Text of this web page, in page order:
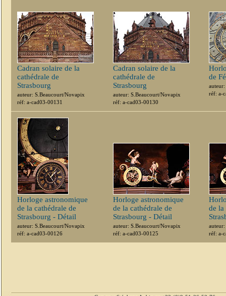
Cadran solaire de la
cathédrale de
Strasbourg
auteur: S.Beaucourt/Novapix
réf: a-cad03-00131
Cadran solaire de la
cathédrale de
Strasbourg
auteur: S.Beaucourt/Novapix
réf: a-cad03-00130
de
réf: a-
Horloge astronomique
de la cathédrale de
Strasbourg - Détail
auteur: S.Beaucourt/Novapix
réf: a-cad03-00126
Horloge astronomique
de la cathédrale de
Strasbourg - Détail
auteur: S.Beaucourt/Novapix
réf: a-cad03-00125
de la
réf: a-